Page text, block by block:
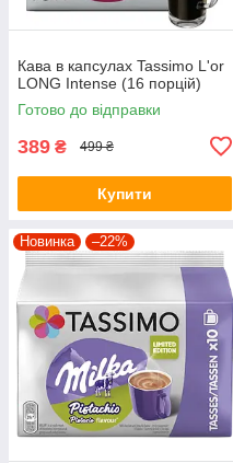
Кава в капсулах Tassimo L'or
LONG Intense (16 порцій)
Готово до відправки
389 ₴ 499 ₴
Купити
Новинка –22%